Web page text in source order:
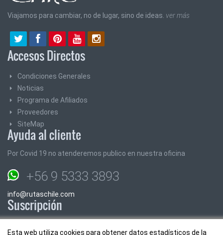
Esta web utiliza cookies para obtener datos estadísticos de la
Viajamos para cambiar, no de lugar, sino de ideas. ver más
Accesos Directos
Condiciones Generales
Noticias
Programa de Afiliados
Proveedores
SiteMap
Ayuda al cliente
Por Covid 19 no atenderemos publico en nuestra oficina
+56 9 5333 3893
info@rutaschile.com
Suscripción